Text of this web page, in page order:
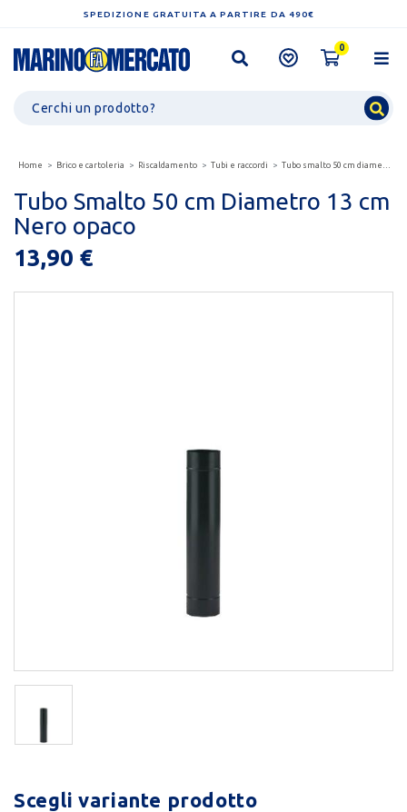
SPEDIZIONE GRATUITA A PARTIRE DA 490€
0
Home Brico e cartoleria Riscaldamento Tubi e raccordi Tubo smalto 50 cm diametro 13 cm nero opaco
Tubo Smalto 50 cm Diametro 13 cm
Nero opaco
13,90 €
Scegli variante prodotto